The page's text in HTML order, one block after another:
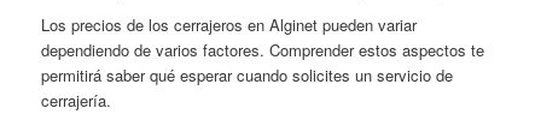
Los precios de los cerrajeros en Alginet pueden variar
dependiendo de varios factores. Comprender estos aspectos te
permitirá saber qué esperar cuando solicites un servicio de
cerrajería.